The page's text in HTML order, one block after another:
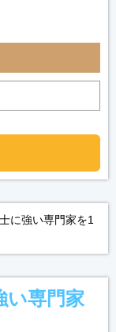
に強い専門家を1
い専門家